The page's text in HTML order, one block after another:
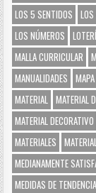
LOS 5 SENTIDOS
LOS NÚMEROS
MALLA CURRICULAR
MANUALIDADES
MATERIAL MATERIAL
MATERIAL DECORATIVO
MATERIALES
MEDIANAMENTE
MEDIDAS DE